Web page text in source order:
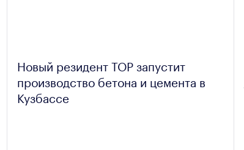
Новый резидент ТОР запустит
производство бетона и цемента в
Кузбассе